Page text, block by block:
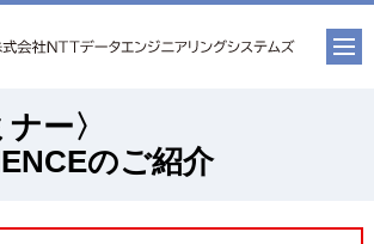
ー〉
のご紹介